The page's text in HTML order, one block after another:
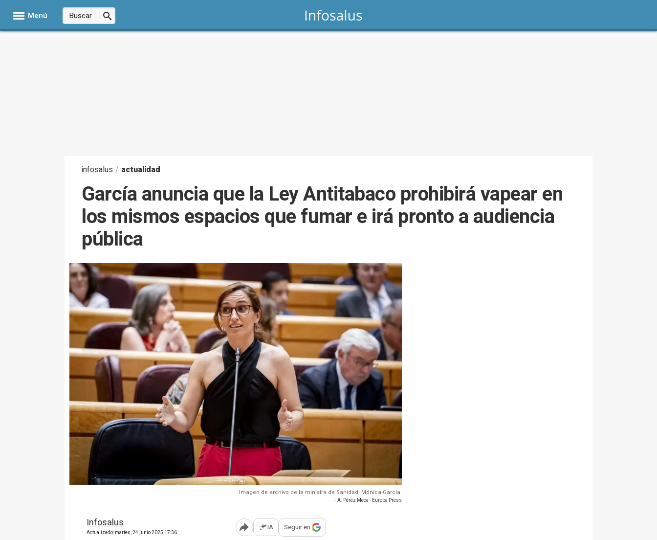
Menú
infosalus / actualidad
García anuncia que la Ley Antitabaco prohibirá vapear en
los mismos espacios que fumar e irá pronto a audiencia
pública
Imagen de archivo de la ministra de Sanidad, Mónica García.
- A. Pérez Meca - Europa Press
Infosalus
Actualizado: martes, 24 junio 2025 17:36 Abrir opciones para compartir
IA Seguir en